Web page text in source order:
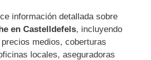
información detallada sobre
en Castelldefels, incluyendo
medios, coberturas
locales, aseguradoras